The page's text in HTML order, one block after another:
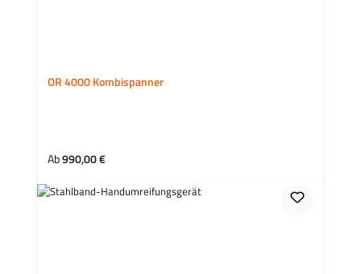
OR 4000 Kombispanner
Regulärer Preis:
Ab990,00 €